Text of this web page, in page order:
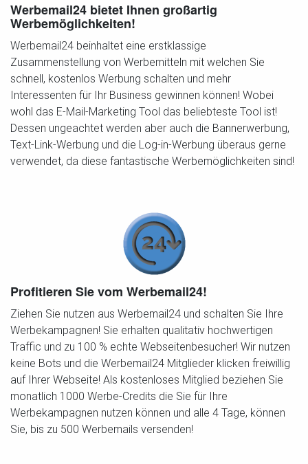
Werbemail24 bietet Ihnen großartig
Werbemöglichkeiten!
Werbemail24 beinhaltet eine erstklassige
Zusammenstellung von Werbemitteln mit welchen Sie
schnell, kostenlos Werbung schalten und mehr
Interessenten für Ihr Business gewinnen können! Wobei
wohl das E-Mail-Marketing Tool das beliebteste Tool ist!
Dessen ungeachtet werden aber auch die Bannerwerbung,
Text-Link-Werbung und die Log-in-Werbung überaus gerne
verwendet, da diese fantastische Werbemöglichkeiten sind!
Profitieren Sie vom Werbemail24!
Ziehen Sie nutzen aus Werbemail24 und schalten Sie Ihre
Werbekampagnen! Sie erhalten qualitativ hochwertigen
Traffic und zu 100 % echte Webseitenbesucher! Wir nutzen
keine Bots und die Werbemail24 Mitglieder klicken freiwillig
auf Ihrer Webseite! Als kostenloses Mitglied beziehen Sie
monatlich 1000 Werbe-Credits die Sie für Ihre
Werbekampagnen nutzen können und alle 4 Tage, können
Sie, bis zu 500 Werbemails versenden!